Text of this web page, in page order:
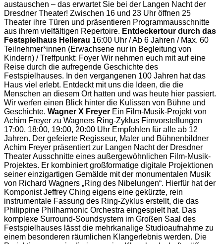
austauschen – das erwartet Sie bei der Langen Nacht der
Dresdner Theater! Zwischen 16 und 23 Uhr öffnen 25
Theater ihre Türen und präsentieren Programmausschnitte
aus ihrem vielfältigen Repertoire. Entdeckertour durch das
Festspielhaus Hellerau 16:00 Uhr / Ab 6 Jahren / Max. 60
Teilnehmer*innen (Erwachsene nur in Begleitung von
Kindern) / Treffpunkt: Foyer Wir nehmen euch mit auf eine
Reise durch die aufregende Geschichte des
Festspielhauses. In den vergangenen 100 Jahren hat das
Haus viel erlebt. Entdeckt mit uns die Ideen, die die
Menschen an diesem Ort hatten und was heute hier passiert.
Wir werfen einen Blick hinter die Kulissen von Bühne und
Geschichte. Wagner X Freyer Ein Film-Musik-Projekt von
Achim Freyer zu Wagners Ring-Zyklus Fimvorstellungen
17:00, 18:00, 19:00, 20:00 Uhr Empfohlen für alle ab 12
Jahren. Der gefeierte Regisseur, Maler und Bühnenbildner
Achim Freyer präsentiert zur Langen Nacht der Dresdner
Theater Ausschnitte eines außergewöhnlichen Film-Musik-
Projektes. Er kombiniert großformatige digitale Projektionen
seiner einzigartigen Gemälde mit der monumentalen Musik
von Richard Wagners „Ring des Nibelungen“. Hierfür hat der
Komponist Jeffrey Ching eigens eine gekürzte, rein
instrumentale Fassung des Ring-Zyklus erstellt, die das
Philippine Philharmonic Orchestra eingespielt hat. Das
komplexe Surround-Soundsystem im Großen Saal des
Festspielhauses lässt die mehrkanalige Studioaufnahme zu
einem besonderen räumlichen Klangerlebnis werden. Die